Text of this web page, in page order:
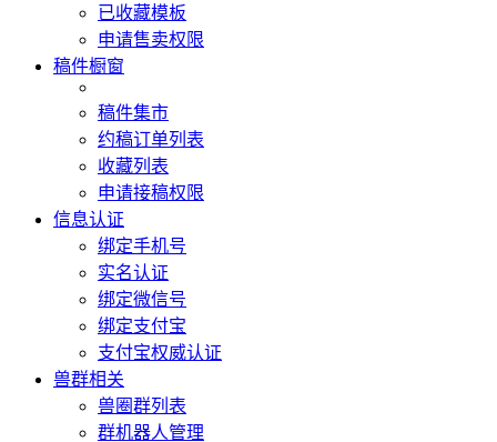
已收藏模板
申请售卖权限
稿件橱窗
稿件集市
约稿订单列表
收藏列表
申请接稿权限
信息认证
绑定手机号
实名认证
绑定微信号
绑定支付宝
支付宝权威认证
兽群相关
兽圈群列表
群机器人管理